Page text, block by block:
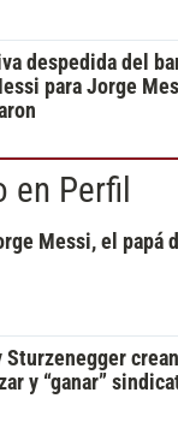
despedida del
para Jorge
en Perfil
Messi, el papá
Sturzenegger
y “ganar”